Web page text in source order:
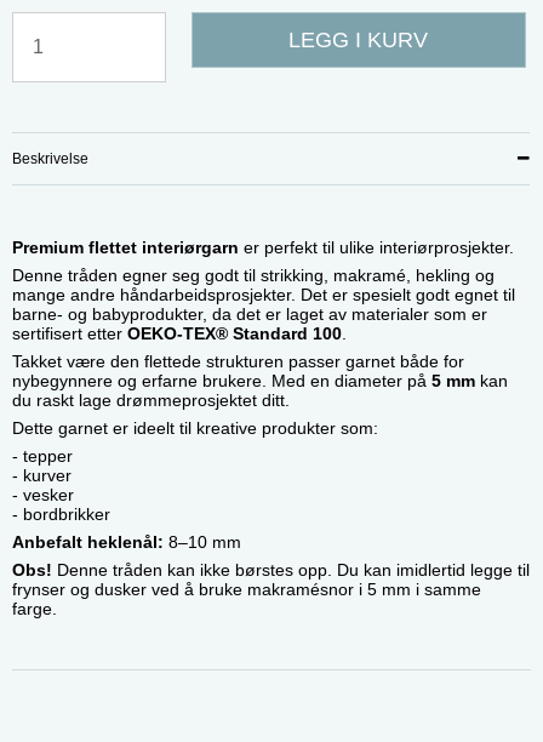
LEGG I KURV
Beskrivelse
Premium flettet interiørgarn er perfekt til ulike interiørprosjekter.
Denne tråden egner seg godt til strikking, makramé, hekling og
mange andre håndarbeidsprosjekter. Det er spesielt godt egnet til
barne- og babyprodukter, da det er laget av materialer som er
sertifisert etter OEKO-TEX® Standard 100
Takket være den flettede strukturen passer garnet både for
nybegynnere og erfarne brukere. Med en diameter på 5 mm kan
du raskt lage drømmeprosjektet ditt.
Dette garnet er ideelt til kreative produkter som:
- tepper
- kurver
- vesker
- bordbrikker
Anbefalt heklenål: 8–10 mm
Obs! Denne tråden kan ikke børstes opp. Du kan imidlertid legge til
frynser og dusker ved å bruke makramésnor i 5 mm i samme
farge.